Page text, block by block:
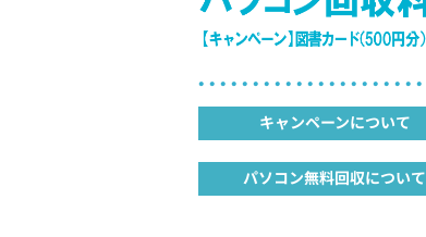
キャンペーンについて
パソコン無料回収について